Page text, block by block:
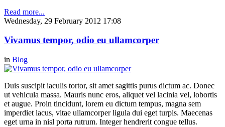
Read more...
Wednesday, 29 February 2012 17:08
Vivamus tempor, odio eu ullamcorper
in Blog
Duis suscipit iaculis tortor, sit amet sagittis purus dictum ac. Donec
ut vehicula massa. Mauris nunc eros, aliquet vel lacinia vel, lobortis
et augue. Proin tincidunt, lorem eu dictum tempus, magna sem
imperdiet lacus, vitae ullamcorper ligula dui eget turpis. Maecenas
eget urna in nisl porta rutrum. Integer hendrerit congue tellus.